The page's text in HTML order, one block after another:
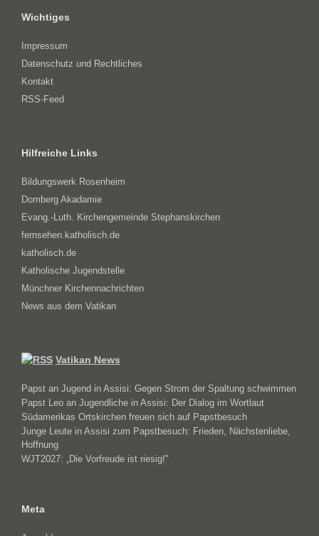
Wichtiges
Impressum
Datenschutz und Rechtliches
Kontakt
RSS-Feed
Hilfreiche Links
Bildungswerk Rosenheim
Domberg Akadamie
Evang.-Luth. Kirchengemeinde Stephanskirchen
fernsehen.katholisch.de
katholisch.de
Katholische Jugendstelle
Münchner Kirchennachrichten
News aus dem Vatikan
Vatikan News
Papst an Jugend in Assisi: Gegen Strom der Spaltung schwimmen
Papst Leo an Jugendliche in Assisi: Der Dialog im Wortlaut
Südamerikas Ortskirchen freuen sich auf Papstbesuch
Junge Leute in Assisi zum Papstbesuch: Frieden, Nächstenliebe,
Hoffnung
WJT2027: „Die Vorfreude ist riesig!"
Meta